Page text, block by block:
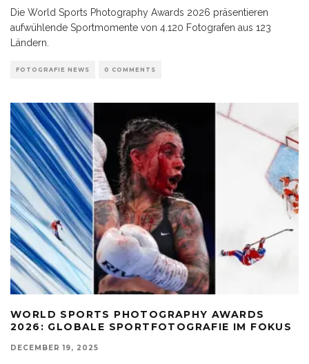
Die World Sports Photography Awards 2026 präsentieren
aufwühlende Sportmomente von 4.120 Fotografen aus 123
Ländern.
FOTOGRAFIE NEWS 0 COMMENTS
WORLD SPORTS PHOTOGRAPHY AWARDS
2026: GLOBALE SPORTFOTOGRAFIE IM FOKUS
DECEMBER 19, 2025